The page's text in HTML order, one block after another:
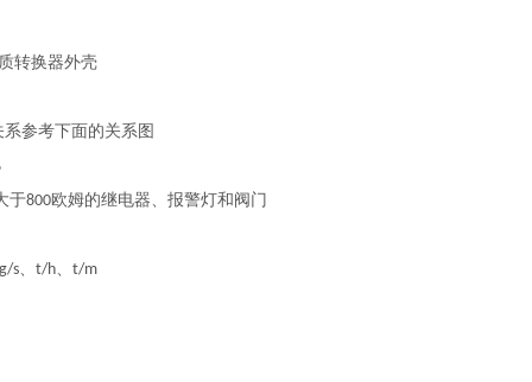
转换器外壳
参考下面的关系图
于800欧姆的继电器、报警灯和阀门
s、 t/h、 t/m